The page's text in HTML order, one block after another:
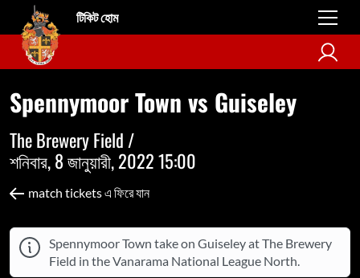
টিকিট হোম
Spennymoor Town vs Guiseley
The Brewery Field /
শনিবার, 8 জানুয়ারী, 2022 15:00
match tickets এ ফিরে যান
Spennymoor Town take on Guiseley at The Brewery
Field in the Vanarama National League North.